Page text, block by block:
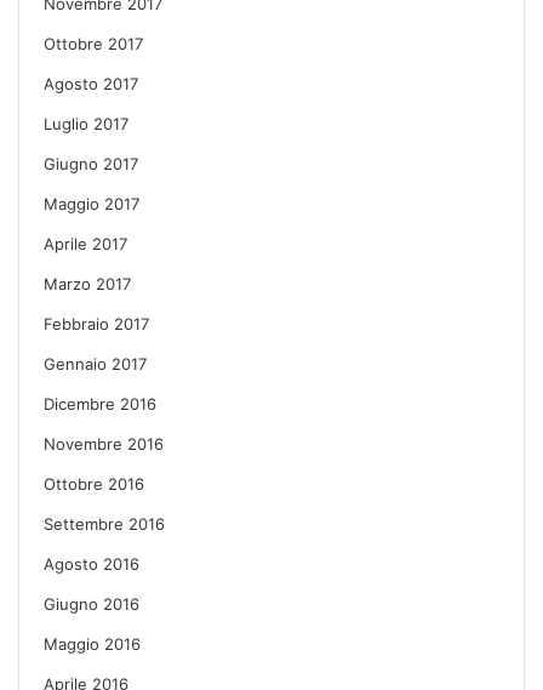
Ottobre 2017
Agosto 2017
Luglio 2017
Giugno 2017
Maggio 2017
Aprile 2017
Marzo 2017
Febbraio 2017
Gennaio 2017
Dicembre 2016
Novembre 2016
Ottobre 2016
Settembre 2016
Agosto 2016
Giugno 2016
Maggio 2016
Aprile 2016